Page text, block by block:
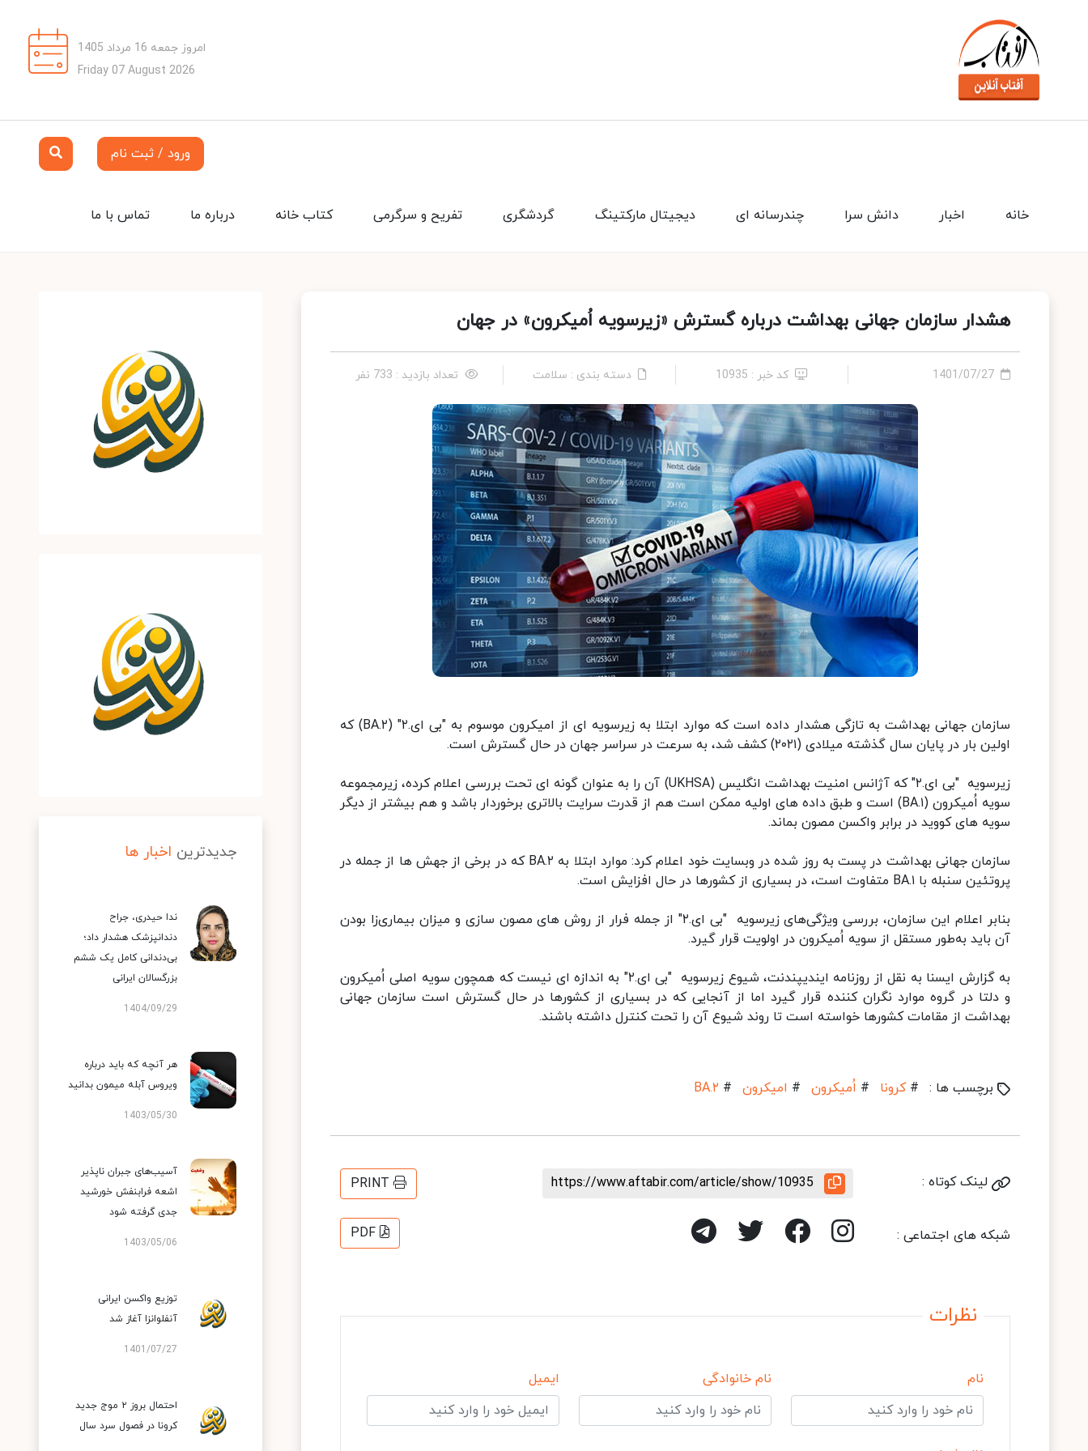
امروز جمعه 16 مرداد 1405
Friday 07 August 2026
ورود / ثبت نام
تماس با ما درباره ما کتاب خانه تفریح و سرگرمی گردشگری دیجیتال مارکتینگ چندرسانه ای دانش سرا اخبار خانه
هشدار سازمان جهانی بهداشت درباره گسترش «زیرسویه اُمیکرون» در جهان
1401/07/27 کد خبر : 10935 دسته بندی : سلامت تعداد بازدید : 733 نفر
سازمان جهانی بهداشت به تازگی هشدار داده است که موارد ابتلا به زیرسویه ای از امیکرون موسوم به "بی ای.۲" (BA.۲) که
اولین بار در پایان سال گذشته میلادی (۲۰۲۱) کشف شد، به سرعت در سراسر جهان در حال گسترش است.
زیرسویه "بی ای.۲" که آژانس امنیت بهداشت انگلیس (UKHSA) آن را به عنوان گونه ای تحت بررسی اعلام کرده، زیرمجموعه
سویه اُمیکرون (BA.۱) است و طبق داده های اولیه ممکن است هم از قدرت سرایت بالاتری برخوردار باشد و هم بیشتر از دیگر
سویه های کووید در برابر واکسن مصون بماند.
سازمان جهانی بهداشت در پست به روز شده در وبسایت خود اعلام کرد: موارد ابتلا به BA.۲ که در برخی از جهش ها از جمله در
پروتئین سنبله با BA.۱ متفاوت است، در بسیاری از کشورها در حال افزایش است.
بنابر اعلام این سازمان، بررسی ویژگی‌های زیرسویه "بی ای.۲" از جمله فرار از روش های مصون سازی و میزان بیماری‌زا بودن
آن باید به‌طور مستقل از سویه اُمیکرون در اولویت قرار گیرد.
به گزارش ایسنا به نقل از روزنامه ایندیپندنت، شیوع زیرسویه "بی ای.۲" به اندازه ای نیست که همچون سویه اصلی اُمیکرون
و دلتا در گروه موارد نگران کننده قرار گیرد اما از آنجایی که در بسیاری از کشورها در حال گسترش است سازمان جهانی
بهداشت از مقامات کشورها خواسته است تا روند شیوع آن را تحت کنترل داشته باشند.
برچسب ها : # کرونا # اُمیکرون # امیکرون # BA.۲
لینک کوتاه : https://www.aftabir.com/article/show/10935
PRINT
شبکه های اجتماعی : PDF
نظرات
نام نام خانوادگی ایمیل
جدیدترین اخبار ها
ندا حیدری، جراح
دندانپزشک هشدار داد؛
بی‌دندانی کامل یک ششم
بزرگسالان ایرانی
1404/09/29
هر آنچه که باید درباره
ویروس آبله میمون بدانید
1403/05/30
آسیب‌های جبران ناپذیر
اشعه فرابنفش خورشید
جدی گرفته شود
1403/05/06
توزیع واکسن ایرانی
آنفلوانزا آغاز شد
1401/07/27
احتمال بروز ۲ موج جدید
کرونا در فصول سرد سال